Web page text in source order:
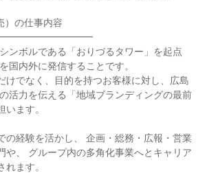
）の仕事内容
ンボルである「おりづるタワー」を起点
国内外に発信することです。
けでなく、目的を持つお客様に対し、広島
活力を伝える「地域ブランディングの最前
ます。
の経験を活かし、 企画・総務・広報・営業
や、 グループ内の多角化事業へとキャリア
れます。